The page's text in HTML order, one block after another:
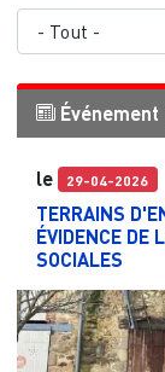
Événement
le 29-04-2026
TERRAINS
ÉVIDENCE DE
SOCIALES